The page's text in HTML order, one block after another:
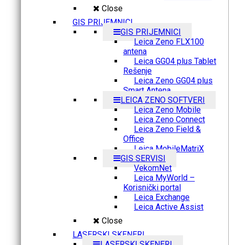
Close
GIS PRIJEMNICI
GIS PRIJEMNICI
Leica Zeno FLX100
antena
Leica GG04 plus Tablet
Rešenje
Leica Zeno GG04 plus
Smart Antena
LEICA ZENO SOFTVERI
Leica Zeno Mobile
Leica Zeno Connect
Leica Zeno Field &
Office
Leica MobileMatriX
GIS SERVISI
VekomNet
Leica MyWorld –
Korisnički portal
Leica Exchange
Leica Active Assist
Close
LASERSKI SKENERI